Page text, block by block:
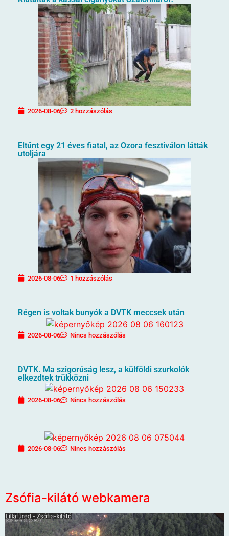
2026-08-06 2 hozzászólás
Eltűnt egy 21 éves fiatal, az Ozora fesztiválon látták
utoljára
2026-08-06 1 hozzászólás
Régen is voltak bunyók a DVTK meccsek után
2026-08-06 Nincs hozzászólás
DVTK. Ma szigorúság lesz, a külföldi szurkolók
elkezdtek trükközni
2026-08-06 Nincs hozzászólás
2026-08-06 Nincs hozzászólás
Zsófia-kilátó webkamera